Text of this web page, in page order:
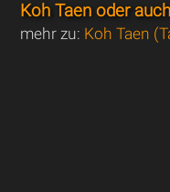
Koh Taen oder
mehr zu: Koh Taen